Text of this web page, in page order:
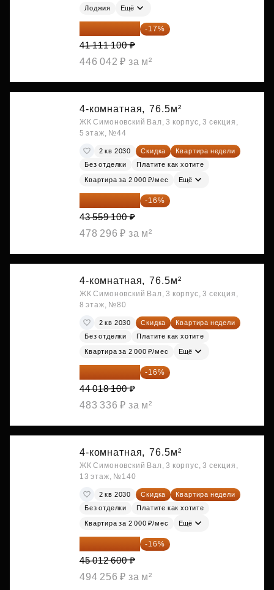
Лоджия Ещё
34 122 213 ₽ -17%
41 111 100 ₽
446 042 ₽ за м²
4-комнатная, 76.5м²
ЖК Симоновский Вал, 3 корпус, 3 секция,
5 этаж, №44
2 кв 2030 Скидка
Квартира недели
Без отделки
Платите как хотите
Квартира за 2 000 ₽/мес Ещё
36 589 644 ₽ -16%
43 559 100 ₽
478 296 ₽ за м²
4-комнатная, 76.5м²
ЖК Симоновский Вал, 3 корпус, 3 секция,
8 этаж, №80
2 кв 2030 Скидка
Квартира недели
Без отделки
Платите как хотите
Квартира за 2 000 ₽/мес Ещё
36 975 204 ₽ -16%
44 018 100 ₽
483 336 ₽ за м²
4-комнатная, 76.5м²
ЖК Симоновский Вал, 3 корпус, 3 секция,
13 этаж, №140
2 кв 2030 Скидка
Квартира недели
Без отделки
Платите как хотите
Квартира за 2 000 ₽/мес Ещё
37 810 584 ₽ -16%
45 012 600 ₽
494 256 ₽ за м²